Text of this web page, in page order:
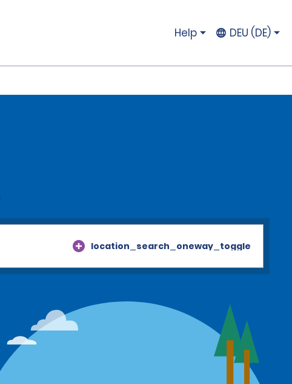
Help DEU (DE)
location_search_oneway_toggle